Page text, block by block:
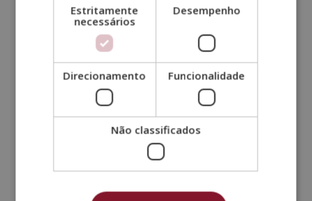
revelou que ele tinha mais de 5.000 anos.
nome dado à múmia em homenagem ao vale onde
foi encontrada, era o cadáver de um homem
A pele desta múmia tinha 61 tatuagens, pequenas
linhas paralelas de 2 ou 3 cm que estão relacionadas
com a artrite que sofreu. Acredita-se que tenha sido
uma tatuagem feita com finsmágico terapêuticos.
Técnicas de tatuagem Handpoke
tradicionais. Aqui estão algumas técnicas usadas em
Estritamente
necessários
Desempenho
Direcionamento Funcionalidade
Não classificados